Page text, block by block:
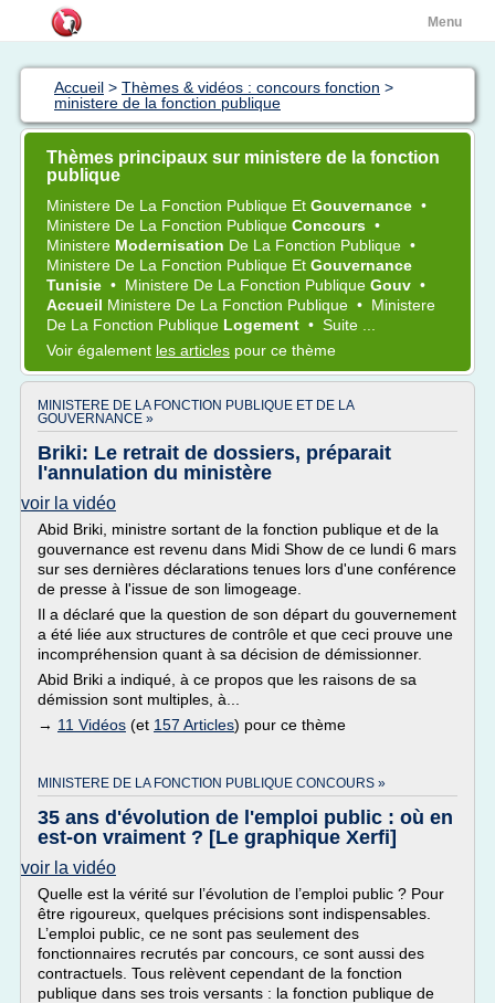
Menu
Accueil > Thèmes & vidéos : concours fonction >
ministere de la fonction publique
Thèmes principaux sur ministere de la fonction
publique
Ministere De La Fonction Publique Et Gouvernance •
Ministere De La Fonction Publique Concours •
Ministere Modernisation De La Fonction Publique •
Ministere De La Fonction Publique Et Gouvernance
Tunisie • Ministere De La Fonction Publique Gouv •
Accueil Ministere De La Fonction Publique • Ministere
De La Fonction Publique Logement • Suite ...
Voir également les articles pour ce thème
MINISTERE DE LA FONCTION PUBLIQUE ET DE LA
GOUVERNANCE »
Briki: Le retrait de dossiers, préparait
l'annulation du ministère
voir la vidéo
Abid Briki, ministre sortant de la fonction publique et de la
gouvernance est revenu dans Midi Show de ce lundi 6 mars
sur ses dernières déclarations tenues lors d'une conférence
de presse à l'issue de son limogeage.
Il a déclaré que la question de son départ du gouvernement
a été liée aux structures de contrôle et que ceci prouve une
incompréhension quant à sa décision de démissionner.
Abid Briki a indiqué, à ce propos que les raisons de sa
démission sont multiples, à...
→ 11 Vidéos (et 157 Articles) pour ce thème
MINISTERE DE LA FONCTION PUBLIQUE CONCOURS »
35 ans d'évolution de l'emploi public : où en
est-on vraiment ? [Le graphique Xerfi]
voir la vidéo
Quelle est la vérité sur l’évolution de l’emploi public ? Pour
être rigoureux, quelques précisions sont indispensables.
L’emploi public, ce ne sont pas seulement des
fonctionnaires recrutés par concours, ce sont aussi des
contractuels. Tous relèvent cependant de la fonction
publique dans ses trois versants : la fonction publique de